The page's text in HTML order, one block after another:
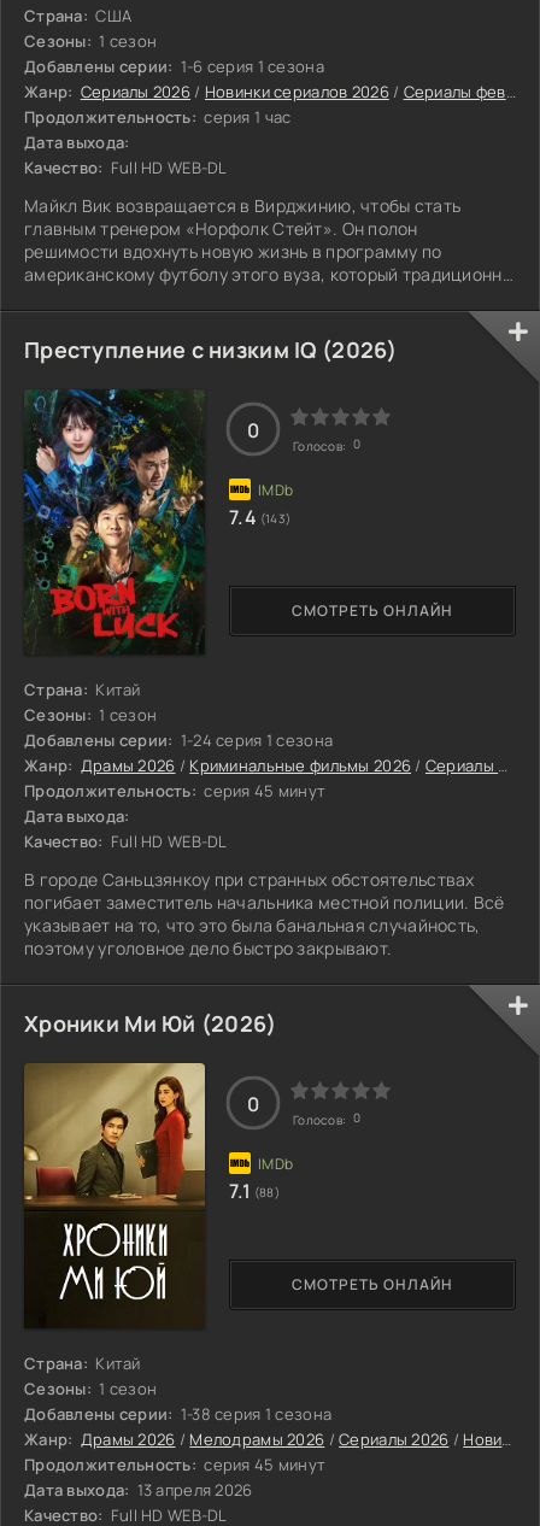
Страна: США
Сезоны: 1 сезон
Добавлены серии: 1-6 серия 1 сезона
Жанр: Сериалы 2026 / Новинки сериалов 2026/ Сериалы февраля 2026
Продолжительность: серия 1 час
Дата выхода:
Качество: Full HD WEB-DL
Майкл Вик возвращается в Вирджинию, чтобы стать
главным тренером «Норфолк Стейт». Он полон
решимости вдохнуть новую жизнь в программу по
американскому футболу этого вуза, который традиционно
лучшие времена. Опираясь на поддержку родных и
отчётливо осознавая, что на чаше весов находится всё,
он начинает строить атмосферу победителей, где
главным фундаментом становится вера.
Преступление с низким IQ (2026)
Страна: Китай
Сезоны: 1 сезон
Добавлены серии: 1-24 серия 1 сезона
Жанр: Драмы 2026 / Криминальные фильмы 2026 / Сериалы 2026
Продолжительность: серия 45 минут
Дата выхода:
Качество: Full HD WEB-DL
В городе Саньцзянкоу при странных обстоятельствах
погибает заместитель начальника местной полиции. Всё
указывает на то, что это была банальная случайность,
поэтому уголовное дело быстро закрывают.
СМОТРЕТЬ ОНЛАЙН
0
Голосов: 0
7.4 (143)
Хроники Ми Юй (2026)
Страна: Китай
Сезоны: 1 сезон
Добавлены серии: 1-38 серия 1 сезона
Жанр: Драмы 2026 / Мелодрамы 2026 /Сериалы 2026 / Новинки сериалов 2026
Продолжительность: серия 45 минут
Дата выхода: 13 апреля 2026
Качество: Full HD WEB-DL
СМОТРЕТЬ ОНЛАЙН
0
Голосов: 0
7.1 (88)